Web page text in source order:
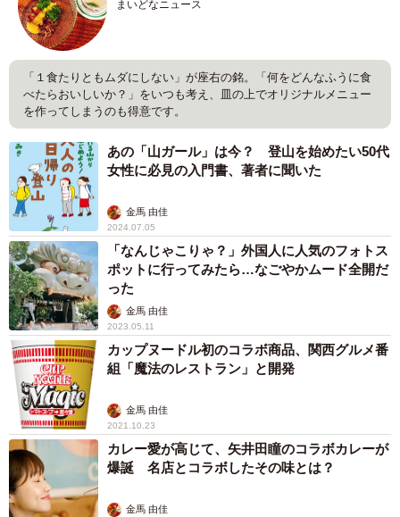
まいどなニュース
「１食たりともムダにしない」が座右の銘。「何をどんなふうに食
べたらおいしいか？」をいつも考え、皿の上でオリジナルメニュー
を作ってしまうのも得意です。
あの「山ガール」は今？ 登山を始めたい50代
女性に必見の入門書、著者に聞いた
金馬 由佳
2024.07.05
「なんじゃこりゃ？」外国人に人気のフォトス
ポットに行ってみたら…なごやかムード全開だ
った
金馬 由佳
2023.05.11
カップヌードル初のコラボ商品、関西グルメ番
組「魔法のレストラン」と開発
金馬 由佳
2021.10.23
カレー愛が高じて、矢井田瞳のコラボカレーが
爆誕 名店とコラボしたその味とは？
金馬 由佳